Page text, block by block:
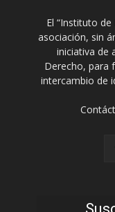
El “Instituto
asociación, sin
iniciativa de
Derecho, para
intercambio de